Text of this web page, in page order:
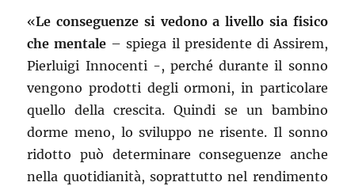
«Le conseguenze si vedono a livello sia fisico
che mentale – spiega il presidente di Assirem,
Pierluigi Innocenti -, perché durante il sonno
vengono prodotti degli ormoni, in particolare
quello della crescita. Quindi se un bambino
dorme meno, lo sviluppo ne risente. Il sonno
ridotto può determinare conseguenze anche
nella quotidianità, soprattutto nel rendimento